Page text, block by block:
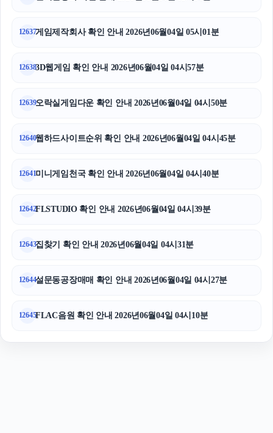
강동하수구막힘
12637게임제작회사 확인 안내 2026년06월04일 05시01분
126383D웹게임 확인 안내 2026년06월04일 04시57분
12639오락실게임다운 확인 안내 2026년06월04일 04시50분
12640웹하드사이트순위 확인 안내 2026년06월04일 04시45분
12641미니게임천국 확인 안내 2026년06월04일 04시40분
12642FLSTUDIO 확인 안내 2026년06월04일 04시39분
12643집찾기 확인 안내 2026년06월04일 04시31분
12644설문동공장매매 확인 안내 2026년06월04일 04시27분
12645FLAC음원 확인 안내 2026년06월04일 04시10분